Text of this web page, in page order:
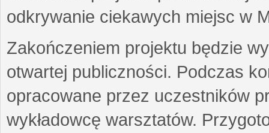
odkrywanie ciekawych miejsc w
Zakończeniem projektu będzie
otwartej publiczności. Podczas
opracowane przez uczestników
wykładowcę warsztatów.